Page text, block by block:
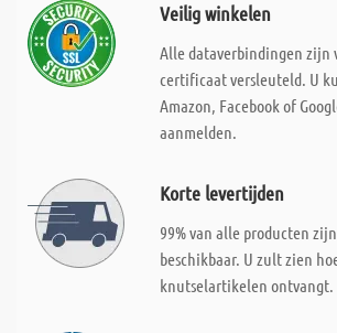
Veilig winkelen
Alle dataverbindingen zijn
certificaat versleuteld. U
Amazon, Facebook of
aanmelden.
Korte levertijden
99% van alle producten
beschikbaar. U zult zien
knutselartikelen ontvangt.